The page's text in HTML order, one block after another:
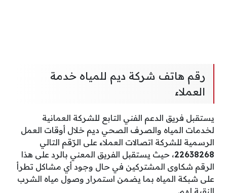
رقم هاتف شركة ديم للمياه خدمة
العملاء
يستقبل فريق الدعم الفني التابع للشركة العمانية
لخدمات المياه والصرف الصحي ديم خلال أوقات العمل
الرسمية للشركة اتصالات العملاء على الرّقم التالي
22638268، حيث يستقبل الفريق المعني بالرد على هذا
الرقم شكاوى المشتركين في حال وجود أي مشاكل تطرأ
على شبكة المياه بما يضمن استمرار وصول مياه الشرب
النقية لهم.